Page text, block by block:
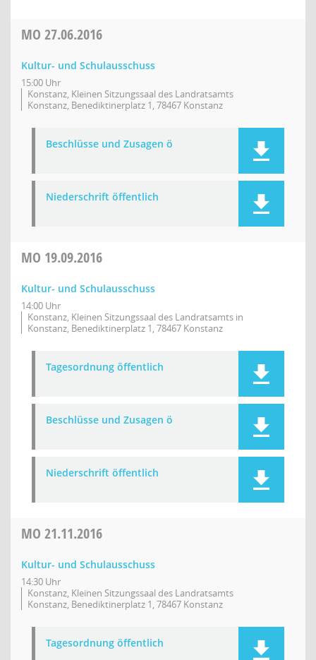
MO 27.06.2016
Kultur- und Schulausschuss
15:00 Uhr
Konstanz, Kleinen Sitzungssaal des Landratsamts
Konstanz, Benediktinerplatz 1, 78467 Konstanz
Beschlüsse und Zusagen ö
Niederschrift öffentlich
MO 19.09.2016
Kultur- und Schulausschuss
14:00 Uhr
Konstanz, Kleinen Sitzungssaal des Landratsamts in
Konstanz, Benediktinerplatz 1, 78467 Konstanz
Tagesordnung öffentlich
Beschlüsse und Zusagen ö
Niederschrift öffentlich
MO 21.11.2016
Kultur- und Schulausschuss
14:30 Uhr
Konstanz, Kleinen Sitzungssaal des Landratsamts
Konstanz, Benediktinerplatz 1, 78467 Konstanz
Tagesordnung öffentlich